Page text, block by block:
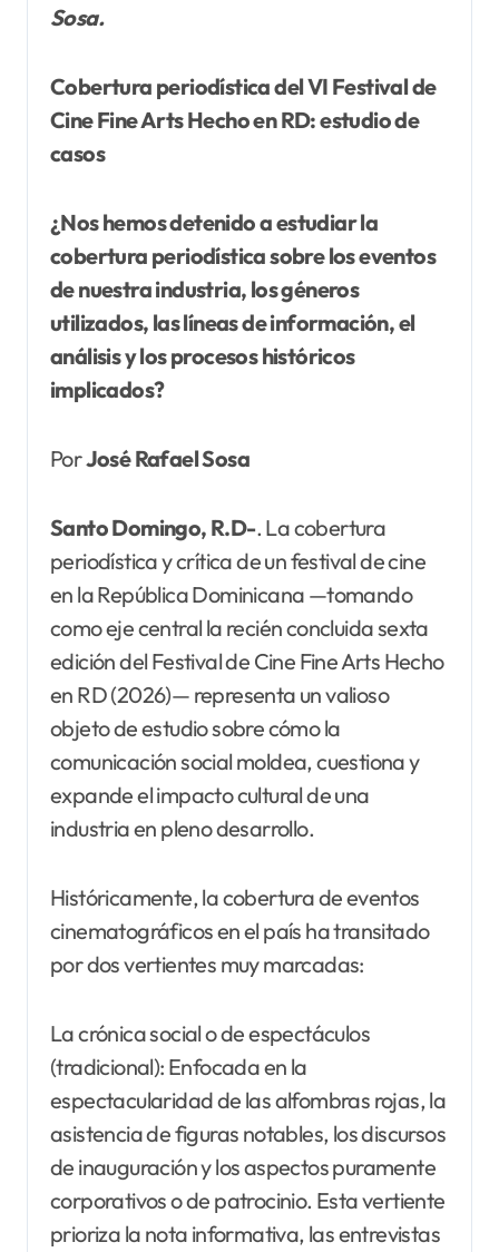
Sosa.
Cobertura periodística del VI Festival de
Cine Fine Arts Hecho en RD: estudio de
casos
¿Nos hemos detenido a estudiar la
cobertura periodística sobre los eventos
de nuestra industria, los géneros
utilizados, las líneas de información, el
análisis y los procesos históricos
implicados?
PorJosé Rafael Sosa
Santo Domingo, R.D-. La cobertura
periodística y crítica de un festival de cine
en la República Dominicana —tomando
como eje central la recién concluida sexta
edición del Festival de Cine Fine Arts Hecho
en RD (2026)— representa un valioso
objeto de estudio sobre cómo la
comunicación social moldea, cuestiona y
expande el impacto cultural de una
industria en pleno desarrollo.
Históricamente, la cobertura de eventos
cinematográficos en el país ha transitado
por dos vertientes muy marcadas:
La crónica social o de espectáculos
(tradicional): Enfocada en la
espectacularidad de las alfombras rojas, la
asistencia de figuras notables, los discursos
de inauguración y los aspectos puramente
corporativos o de patrocinio. Esta vertiente
prioriza la nota informativa, las entrevistas